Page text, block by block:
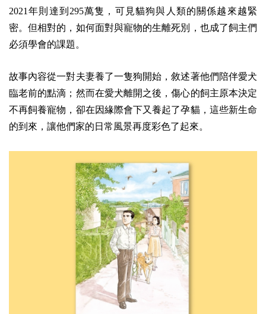
2021年則達到295萬隻，可見貓狗與人類的關係越來越緊
密。但相對的，如何面對與寵物的生離死別，也成了飼主們
必須學會的課題。
故事內容從一對夫妻養了一隻狗開始，敘述著他們陪伴愛犬
臨老前的點滴；然而在愛犬離開之後，傷心的飼主原本決定
不再飼養寵物，卻在因緣際會下又養起了孕貓，這些新生命
的到來，讓他們家的日常風景再度彩色了起來。